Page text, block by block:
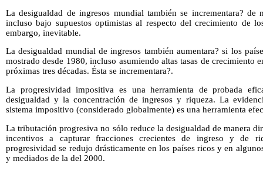
La desigualdad de ingresos mundial también se incrementara? de
incluso bajo supuestos optimistas al respecto del crecimiento de
embargo, inevitable.
La desigualdad mundial de ingresos también aumentara? si los
mostrado desde 1980, incluso asumiendo altas tasas de crecimiento
próximas tres décadas. Ésta se incrementara?.
La progresividad impositiva es una herramienta de probada
desigualdad y la concentración de ingresos y riqueza. La
sistema impositivo (considerado globalmente) es una herramienta
La tributación progresiva no sólo reduce la desigualdad de manera
incentivos a capturar fracciones crecientes de ingreso y de
progresividad se redujo drásticamente en los países ricos y en
y mediados de la del 2000.